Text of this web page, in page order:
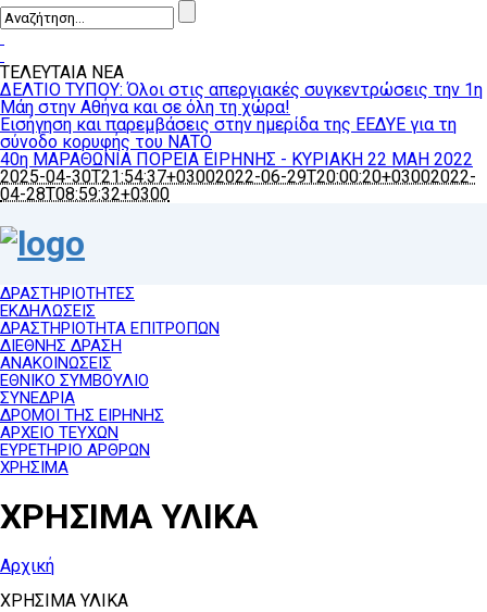
ΤΕΛΕΥΤΑΙΑ ΝΕΑ
ΔΕΛΤΙΟ ΤΥΠΟΥ: Όλοι στις απεργιακές συγκεντρώσεις την 1η
Μάη στην Αθήνα και σε όλη τη χώρα!
Εισήγηση και παρεμβάσεις στην ημερίδα της ΕΕΔΥΕ για τη
σύνοδο κορυφής του ΝΑΤΟ
40η ΜΑΡΑΘΩΝΙΑ ΠΟΡΕΙΑ ΕΙΡΗΝΗΣ - ΚΥΡΙΑΚΗ 22 ΜΑΗ 2022
2025-04-30T21:54:37+03002022-06-29T20:00:20+03002022-
04-28T08:59:32+0300
ΔΡΑΣΤΗΡΙΟΤΗΤΕΣ
ΕΚΔΗΛΩΣΕΙΣ
ΔΡΑΣΤΗΡΙΟΤΗΤΑ ΕΠΙΤΡΟΠΩΝ
ΔΙΕΘΝΗΣ ΔΡΑΣΗ
ΑΝΑΚΟΙΝΩΣΕΙΣ
ΕΘΝΙΚΟ ΣΥΜΒΟΥΛΙΟ
ΣΥΝΕΔΡΙΑ
ΔΡΟΜΟΙ ΤΗΣ ΕΙΡΗΝΗΣ
ΑΡΧΕΙΟ ΤΕΥΧΩΝ
ΕΥΡΕΤΗΡΙΟ ΑΡΘΡΩΝ
ΧΡΗΣΙΜΑ
ΧΡΗΣΙΜΑ ΥΛΙΚΑ
Αρχική
ΧΡΗΣΙΜΑ ΥΛΙΚΑ